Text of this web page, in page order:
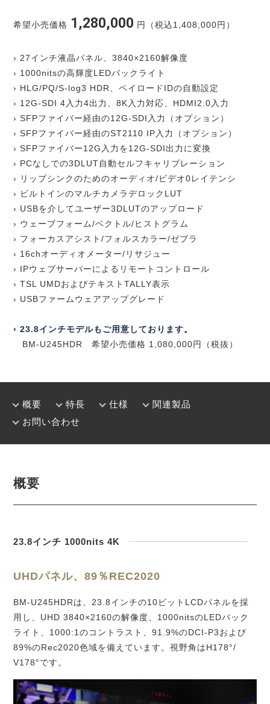
希望小売価格 1,280,000 円（税込1,408,000円）
› 27インチ液晶パネル、3840×2160解像度
› 1000nitsの高輝度LEDバックライト
› HLG/PQ/S-log3 HDR、ペイロードIDの自動設定
› 12G-SDI 4入力4出力、8K入力対応、HDMI2.0入力
› SFPファイバー経由の12G-SDI入力（オプション）
› SFPファイバー経由のST2110 IP入力（オプション）
› SFPファイバー12G入力を12G-SDI出力に変換
› PCなしでの3DLUT自動セルフキャリブレーション
› リップシンクのためのオーディオ/ビデオ0レイテンシ
› ビルトインのマルチカメラデロックLUT
› USBを介してユーザー3DLUTのアップロード
› ウェーブフォーム/ベクトル/ヒストグラム
› フォーカスアシスト/フォルスカラー/ゼブラ
› 16chオーディオメーター/リサジュー
› IPウェブサーバーによるリモートコントロール
› TSL UMDおよびテキストTALLY表示
› USBファームウェアアップグレード
› 23.8インチモデルもご用意しております。
BM-U245HDR 希望小売価格 1,080,000円（税抜）
概要 特長 仕様
関連製品
お問い合わせ
概要
23.8インチ 1000nits 4K
UHDパネル、89％REC2020
BM-U245HDRは、23.8インチの10ビットLCDパネルを採
用し、UHD 3840×2160の解像度、1000nitsのLEDバック
ライト、1000:1のコントラスト、91.9%のDCI-P3および
89%のRec2020色域を備えています。視野角はH178°/
V178°です。